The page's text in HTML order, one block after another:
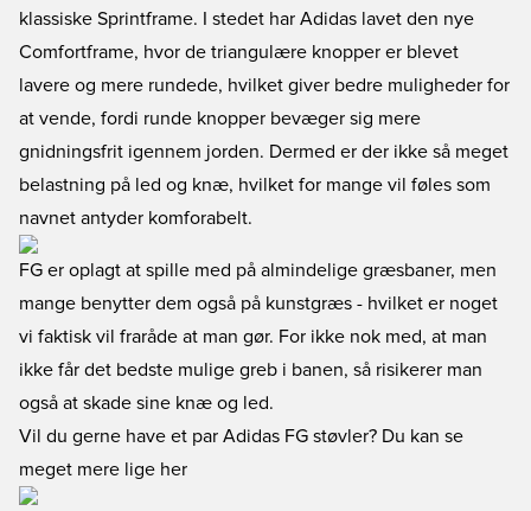
klassiske Sprintframe. I stedet har Adidas lavet den nye
Comfortframe, hvor de triangulære knopper er blevet
lavere og mere rundede, hvilket giver bedre muligheder for
at vende, fordi runde knopper bevæger sig mere
gnidningsfrit igennem jorden. Dermed er der ikke så meget
belastning på led og knæ, hvilket for mange vil føles som
navnet antyder komforabelt.
FG er oplagt at spille med på almindelige græsbaner, men
mange benytter dem også på kunstgræs - hvilket er noget
vi faktisk vil fraråde at man gør. For ikke nok med, at man
ikke får det bedste mulige greb i banen, så risikerer man
også at skade sine knæ og led.
Vil du gerne have et par Adidas FG støvler? Du kan se
meget mere lige her